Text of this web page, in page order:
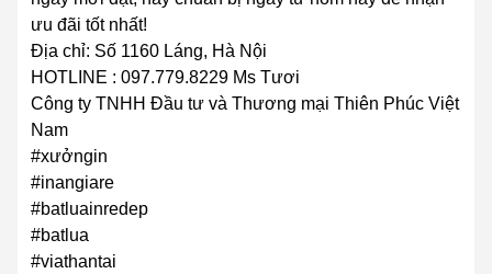
ưu đãi tốt nhất!
Địa chỉ: Số 1160 Láng, Hà Nội
HOTLINE : 097.779.8229 Ms Tươi
Công ty TNHH Đầu tư và Thương mại Thiên Phúc Việt
Nam
#xưởngin
#inangiare
#batluainredep
#batlua
#viathantai